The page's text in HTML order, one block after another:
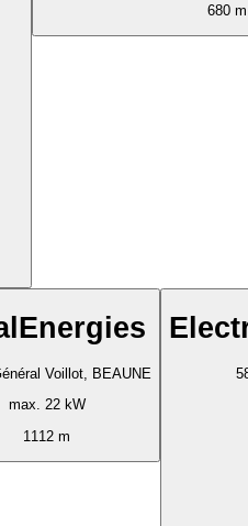
680 m
Voillot, BEAUNE
max. 22 kW
1112 m